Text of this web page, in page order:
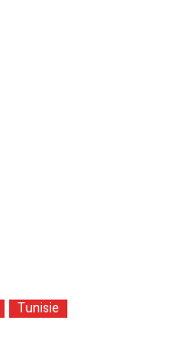
Tunisie